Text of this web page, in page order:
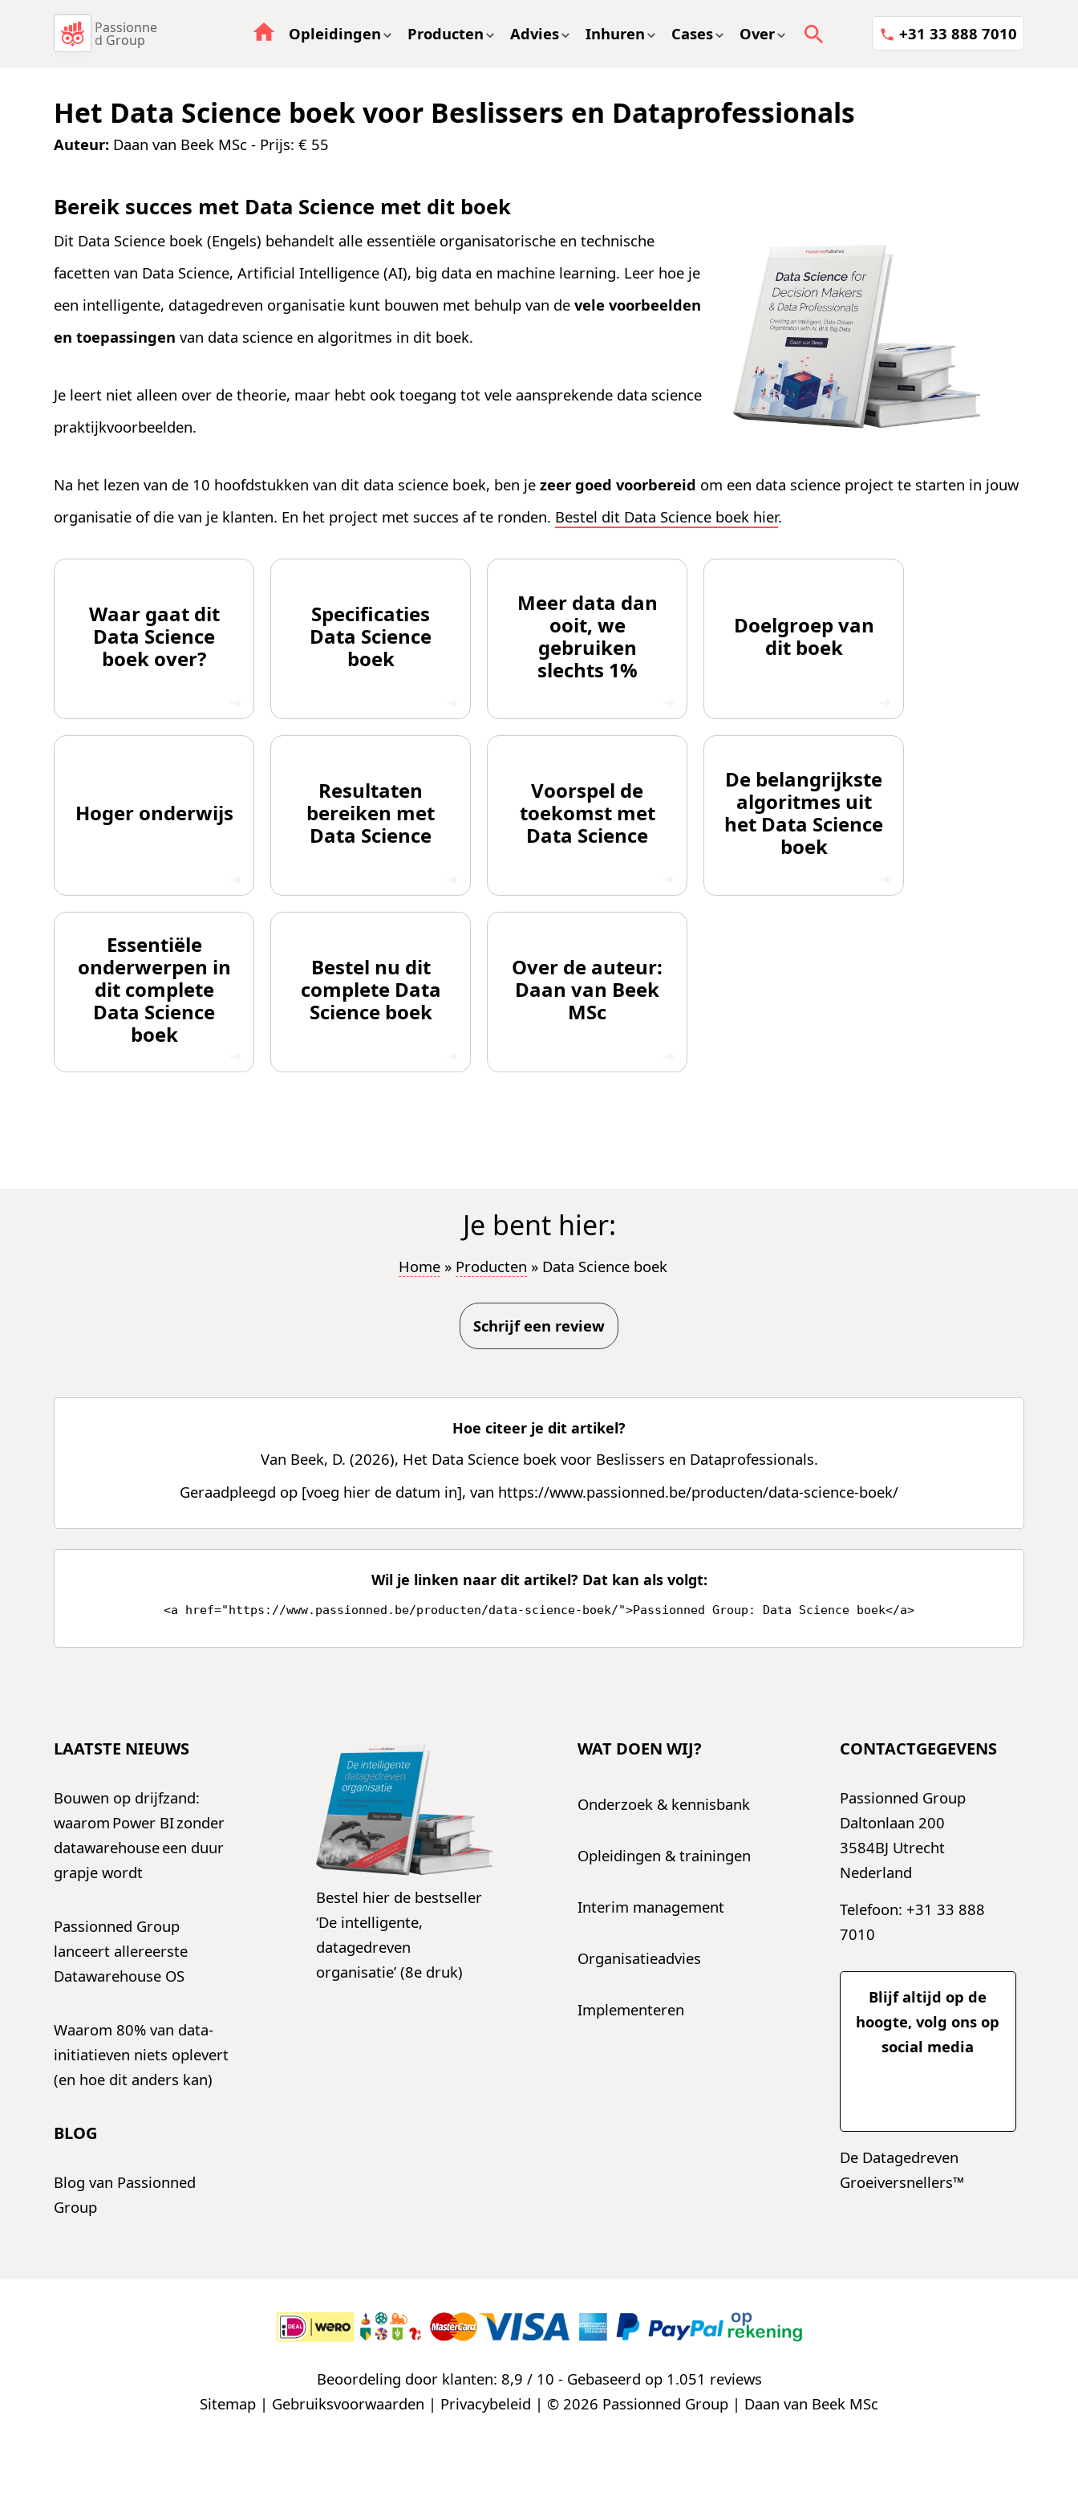
Passionne
d Group Opleidingen Producten Advies Inhuren Cases Over +31 33 888 7010
Het Data Science boek voor Beslissers en Dataprofessionals
Auteur: Daan van Beek MSc - Prijs: € 55
Bereik succes met Data Science met dit boek
Dit Data Science boek (Engels) behandelt alle essentiële organisatorische en technische
facetten van Data Science, Artificial Intelligence (AI), big data en machine learning. Leer hoe je
een intelligente, datagedreven organisatie kunt bouwen met behulp van devele voorbeelden
en toepassingen van data science en algoritmes in dit boek.
Je leert niet alleen over de theorie, maar hebt ook toegang tot vele aansprekende data science
praktijkvoorbeelden.
Na het lezen van de 10 hoofdstukken van dit data science boek, ben jezeer goed voorbereid om een data science project te starten in jouw
organisatie of die van je klanten. En het project met succes af te ronden. Bestel dit Data Science boek hier.
Waar gaat dit
Data Science
boek over?
Specificaties
Data Science
boek
Meer data dan
ooit, we
gebruiken
slechts 1%
Doelgroep van
dit boek
Hoger onderwijs
Resultaten
bereiken met
Data Science
Voorspel de
toekomst met
Data Science
De belangrijkste
algoritmes uit
het Data Science
boek
Essentiële
onderwerpen in
dit complete
Data Science
boek
Bestel nu dit
complete Data
Science boek
Over de auteur:
Daan van Beek
MSc
Je bent hier:
Home » Producten » Data Science boek
Schrijf een review
Hoe citeer je dit artikel?
Van Beek, D. (2026), Het Data Science boek voor Beslissers en Dataprofessionals.
Geraadpleegd op [voeg hier de datum in], van https://www.passionned.be/producten/data-science-boek/
Wil je linken naar dit artikel? Dat kan als volgt:
<a href="https://www.passionned.be/producten/data-science-boek/">Passionned Group: Data Science boek</a>
LAATSTE NIEUWS
Bouwen op drijfzand:
waarom Power BI zonder
datawarehouse een duur
grapje wordt
Passionned Group
lanceert allereerste
Datawarehouse OS
Waarom 80% van data-
initiatieven niets oplevert
(en hoe dit anders kan)
BLOG
Blog van Passionned
Group
Bestel hier de bestseller
‘De intelligente,
datagedreven
organisatie’ (8e druk)
WAT DOEN WIJ?
Onderzoek & kennisbank
Opleidingen & trainingen
Interim management
Organisatieadvies
Implementeren
CONTACTGEGEVENS
Passionned Group
Daltonlaan 200
3584BJ Utrecht
Nederland
Telefoon: +31 33 888
7010
Blijf altijd op de
hoogte, volg ons op
social media
De Datagedreven
Groeiversnellers™
Beoordeling door klanten: 8,9 / 10 - Gebaseerd op 1.051 reviews
Sitemap | Gebruiksvoorwaarden | Privacybeleid | © 2026 Passionned Group | Daan van Beek MSc